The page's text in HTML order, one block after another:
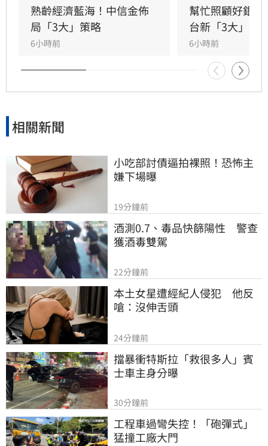
控總經理林維俊指出，論壇邁入第五年，致力協
助企業將永續轉化為國際競爭力。會中上銀、強
茂、宏碁及金寶等指標企業分享低碳實踐經驗。
台新新光金控憑藉優異的永續績效，不僅連續三
年獲標普全球永續年鑑銀行業全球前1%，更獲
MSCI ESG AAA最高評級，展現其帶領產業接軌
邁向永續發展的強力後盾。
熟齡經濟藍海！中信金佈
局「3大」策略
6小時前
幫忙照顧好銀
台新「3大」防
6小時前
相關新聞
小吃部討債逼拍裸照！恐怖主
嫌下場曝
19分鐘前
酒測0.7、毒品快篩陽性　警查
獲酒毒雙駕
22分鐘前
本土女星遭經紀人侵犯　他反
嗆：沒伸舌頭
24分鐘前
擋暴衝特斯拉「救很多人」賓
士車主身分曝
30分鐘前
工程車過彎失控！「砲彈式」
猛撞工廠大門